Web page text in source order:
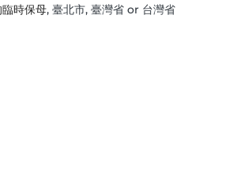
時保母, 臺北市, 臺灣省 or 台灣省